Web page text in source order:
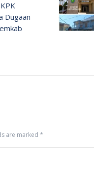
Dugaan
are marked *